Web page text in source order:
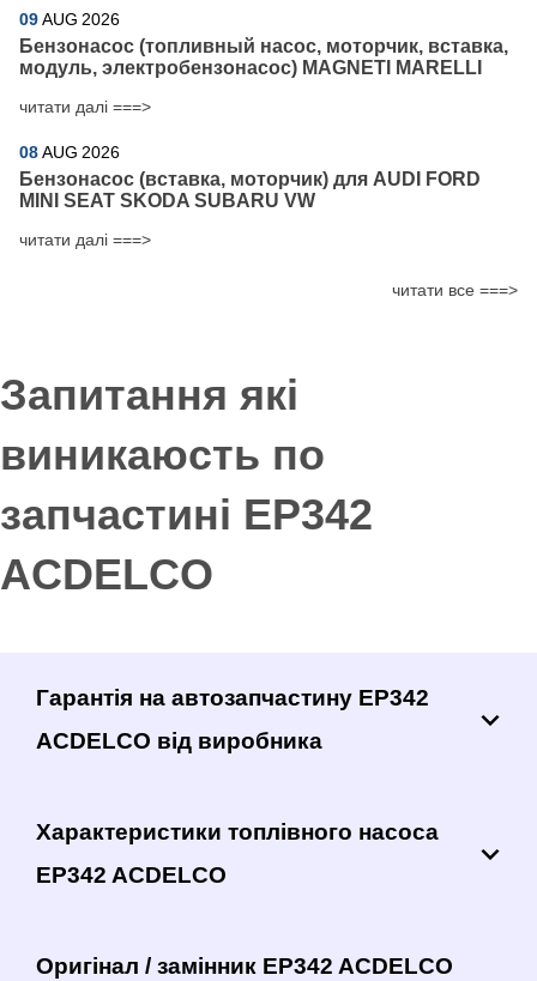
09AUG 2026
Бензонасос (топливный насос, моторчик, вставка,
модуль, электробензонасос) MAGNETI MARELLI
читати далі ===>
08AUG 2026
Бензонасос (вставка, моторчик) для AUDI FORD
MINI SEAT SKODA SUBARU VW
читати далі ===>
читати все ===>
Запитання які
виникаюсть по
запчастині EP342
ACDELCO
Гарантія на автозапчастину EP342
ACDELCO від виробника
Характеристики топлівного насоса
EP342 ACDELCO
Оригінал / замінник EP342 ACDELCO